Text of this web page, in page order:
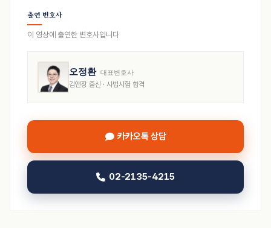
출연 변호사
이 영상에 출연한 변호사입니다
오정환 대표변호사
김앤장 출신 · 사법시험 합격
카카오톡 상담
02-2135-4215